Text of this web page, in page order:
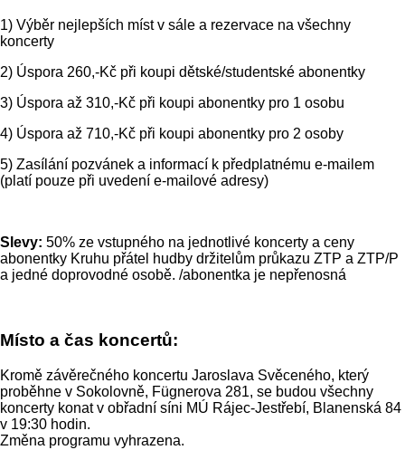
1) Výběr nejlepších míst v sále a rezervace na všechny
koncerty
2) Úspora 260,-Kč při koupi dětské/studentské abonentky
3) Úspora až 310,-Kč při koupi abonentky pro 1 osobu
4) Úspora až 710,-Kč při koupi abonentky pro 2 osoby
5) Zasílání pozvánek a informací k předplatnému e-mailem
(platí pouze při uvedení e-mailové adresy)
Slevy: 50% ze vstupného na jednotlivé koncerty a ceny
abonentky Kruhu přátel hudby držitelům průkazu ZTP a ZTP/P
a jedné doprovodné osobě. /abonentka je nepřenosná
Místo a čas koncertů:
Kromě závěrečného koncertu Jaroslava Svěceného, který
proběhne v Sokolovně, Fügnerova 281, se budou všechny
koncerty konat v obřadní síni MÚ Rájec-Jestřebí, Blanenská 84
v 19:30 hodin.
Změna programu vyhrazena.